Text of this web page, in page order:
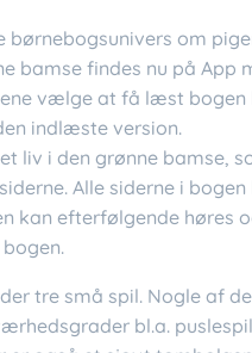
om
bamse findes nu på App
vælge at få læst bogen
indlæste version.
liv i den grønne bamse,
Alle siderne i
kan efterfølgende høres
tre små spil. Nogle af
bl.a.